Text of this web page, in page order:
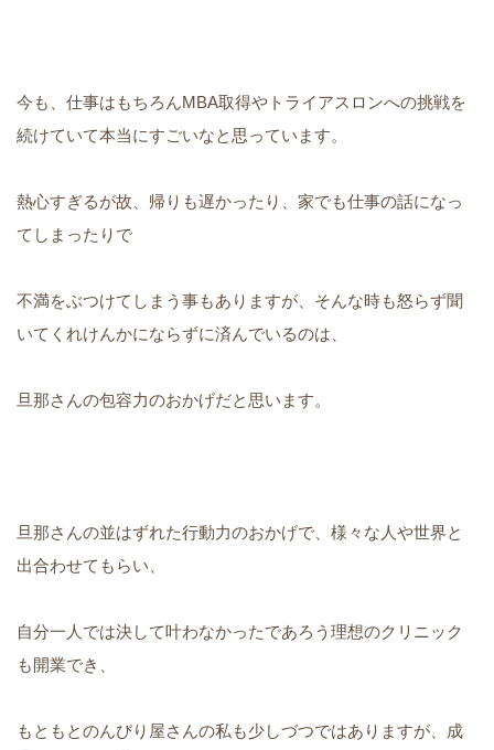
今も、仕事はもちろんMBA取得やトライアスロンへの挑戦を
続けていて本当にすごいなと思っています。
熱心すぎるが故、帰りも遅かったり、家でも仕事の話になっ
てしまったりで
不満をぶつけてしまう事もありますが、そんな時も怒らず聞
いてくれけんかにならずに済んでいるのは、
旦那さんの包容力のおかげだと思います。
旦那さんの並はずれた行動力のおかげで、様々な人や世界と
出合わせてもらい、
自分一人では決して叶わなかったであろう理想のクリニック
も開業でき、
もともとのんびり屋さんの私も少しづつではありますが、成